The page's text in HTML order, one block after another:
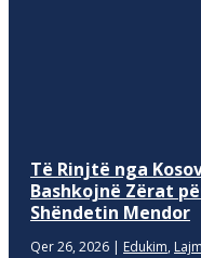
Të Rinjtë nga
Bashkojnë Zërat
Shëndetin Mendor
Qer 26, 2026 | Edukim,